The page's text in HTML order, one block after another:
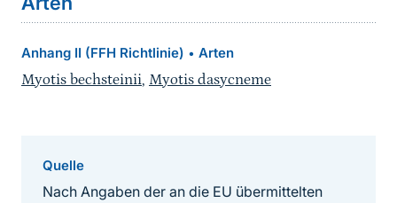
Anhang II (FFH Richtlinie) • Arten
Myotis bechsteinii, Myotis dasycneme
Quelle
Nach Angaben der an die EU übermittelten